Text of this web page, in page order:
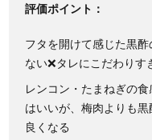
評価ポイント：
フタを開けて感じた黒
ない❌タレにこだわりす
レンコン・たまねぎの
はいいが、梅肉よりも
良くなる